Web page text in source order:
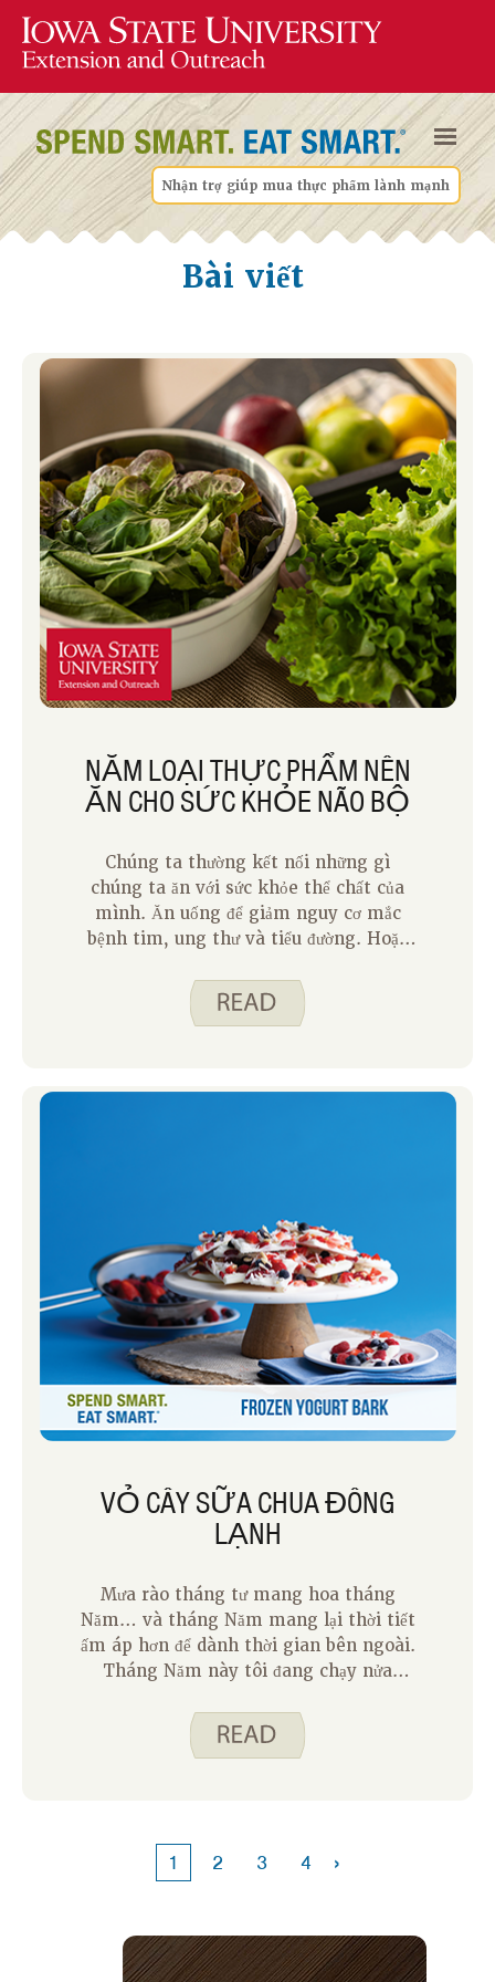
Nhận trợ giúp mua thực phẩm lành mạnh
Bài viết
NĂM LOẠI THỰC PHẨM NÊN
ĂN CHO SỨC KHỎE NÃO BỘ
Chúng ta thường kết nối những gì
chúng ta ăn với sức khỏe thể chất của
mình. Ăn uống để giảm nguy cơ mắc
bệnh tim, ung thư và tiểu đường. Hoặc
chúng ta khỏe mạnh khi chúng ta già đi
để chúng ta có thể tiếp tục thực hiện các
hưởng đến sức khỏe não bộ của chúng
nhiều trái cây, rau, ngũ cốc nguyên hạt,
protein thực vật, cá và chất béo lành
mạnh có thể giúp não của bạn hoạt động
tốt nhất. Tin tốt là thực phẩm tốt nhất
cho não của bạn cũng là những thực
phẩm tốt cho tim và mạch máu của
bạn. Lưu lượng máu tốt rất quan trọng
đối với một bộ não khỏe mạnh.
VỎ CÂY SỮA CHUA ĐÔNG
LẠNH
Mưa rào tháng tư mang hoa tháng
Năm… và tháng Năm mang lại thời tiết
ấm áp hơn để dành thời gian bên ngoài.
Tháng Năm này tôi đang chạy nửa
động bổ sung này, tôi cần thêm bữa ăn
và đồ ăn nhẹ để vượt qua cả ngày. Một
món ăn nhẹ hoàn hảo sau một thời gian
dài nóng bức.
1 2 3 4 ›